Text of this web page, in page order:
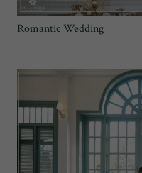
Romantic Wedding